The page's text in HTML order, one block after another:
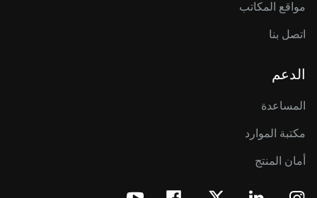
مواقع المكاتب
اتصل بنا
الدعم
المساعدة
مكتبة الموارد
أمان المنتج